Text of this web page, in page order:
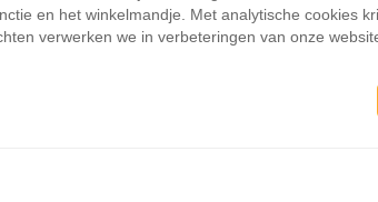
en het winkelmandje. Met analytische cookies
verwerken we in verbeteringen van onze